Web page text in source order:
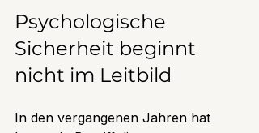
Psychologische
Sicherheit beginnt
nicht im Leitbild
In den vergangenen Jahren hat